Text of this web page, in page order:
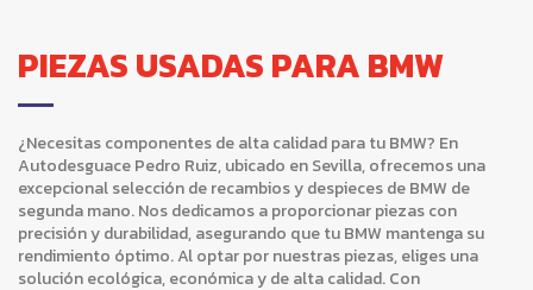
PIEZAS USADAS PARA BMW
¿Necesitas componentes de alta calidad para tu BMW? En
Autodesguace Pedro Ruiz, ubicado en Sevilla, ofrecemos una
excepcional selección de recambios y despieces de BMW de
segunda mano. Nos dedicamos a proporcionar piezas con
precisión y durabilidad, asegurando que tu BMW mantenga su
rendimiento óptimo. Al optar por nuestras piezas, eliges una
solución ecológica, económica y de alta calidad. Con